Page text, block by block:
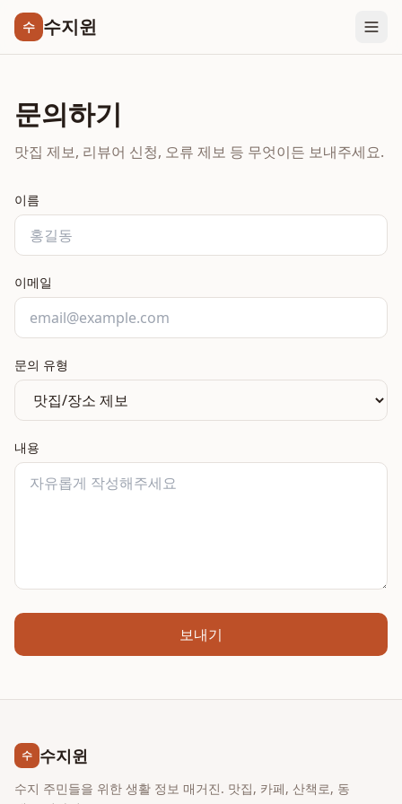
수 수지윈
문의하기
맛집 제보, 리뷰어 신청, 오류 제보 등 무엇이든 보내주세요.
이름
이메일
문의 유형
내용
보내기
수 수지윈
수지 주민들을 위한 생활 정보 매거진. 맛집, 카페, 산책로, 동